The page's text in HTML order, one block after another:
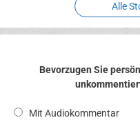
Alle
Bevorzugen Sie
Mit Audiokommentar